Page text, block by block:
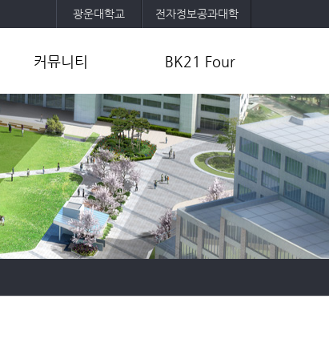
광운대학교 전자정보공과대학
커뮤니티
공지사항
취업정보
자유게시판
포토갤러리
학과소모임
BK21 Four
사업목표 및 내용
교육팀 및 참여교수 소개
사업성과
연구활동
기타자료